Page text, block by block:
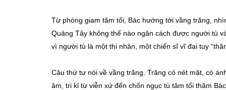
Từ phòng giam tăm tối, Bác hướng tới vầng trăng,
Quảng Tây không thể nào ngăn cách được người tù
vì người tù là một thi nhân, một chiến sĩ vĩ đại tuy
Câu thứ tư nói về vầng trăng. Trăng có nét mặt, có
âm, tri kỉ từ viễn xứ đến chốn ngục tù tăm tối thăm